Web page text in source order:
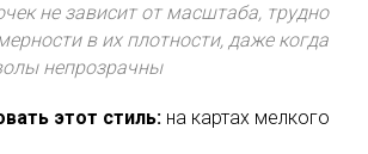
не зависит от масштаба, трудно
в их плотности, даже когда
непрозрачны
этот стиль: на картах мелкого